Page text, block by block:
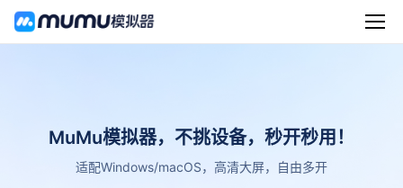
MuMu模拟器，不挑设备，秒开秒用！
适配Windows/macOS，高清大屏，自由多开